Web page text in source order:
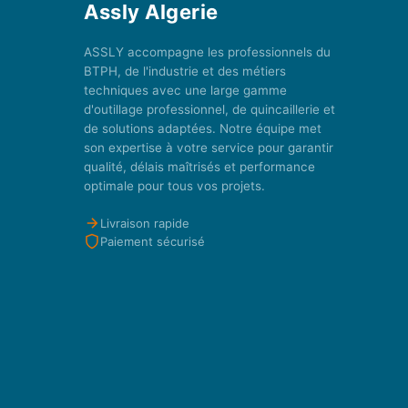
Assly Algerie
ASSLY accompagne les professionnels du
BTPH, de l'industrie et des métiers
techniques avec une large gamme
d'outillage professionnel, de quincaillerie et
de solutions adaptées. Notre équipe met
son expertise à votre service pour garantir
qualité, délais maîtrisés et performance
optimale pour tous vos projets.
Livraison rapide
Paiement sécurisé